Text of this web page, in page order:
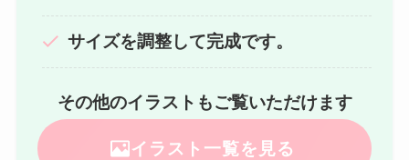
サイズを調整して完成です。
その他のイラストもご覧いただけます
イラスト一覧を見る